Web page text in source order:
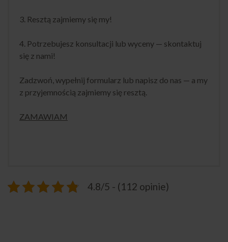
3. Resztą zajmiemy się my!
4. Potrzebujesz konsultacji lub wyceny — skontaktuj
się z nami!
Zadzwoń, wypełnij formularz lub napisz do nas — a my
z przyjemnością zajmiemy się resztą.
ZAMAWIAM
4.8/5 - (112 opinie)